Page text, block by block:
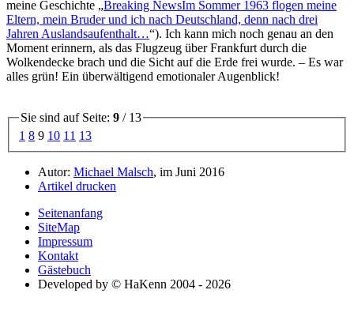
meine Geschichte
Breaking NewsIm Sommer 1963 flogen meine
Eltern, mein Bruder und ich nach Deutschland, denn nach drei
Jahren Auslandsaufenthalt… ). Ich kann mich noch genau an den
Moment erinnern, als das Flugzeug über Frankfurt durch die
Wolkendecke brach und die Sicht auf die Erde frei wurde. ‒ Es war
alles grün! Ein überwältigend emotionaler Augenblick!
Sie sind auf Seite: 9 / 13
1 8 9 10 11 13
Autor: Michael Malsch, im Juni 2016
Artikel drucken
Seitenanfang
SiteMap
Impressum
Kontakt
Gästebuch
Developed by © HaKenn 2004 - 2026